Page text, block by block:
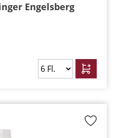
Engelsberg